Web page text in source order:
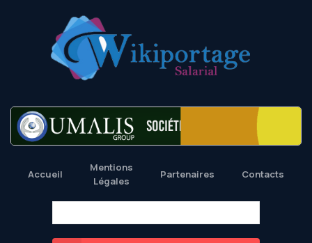
Accueil
Mentions
Légales
Partenaires Contacts